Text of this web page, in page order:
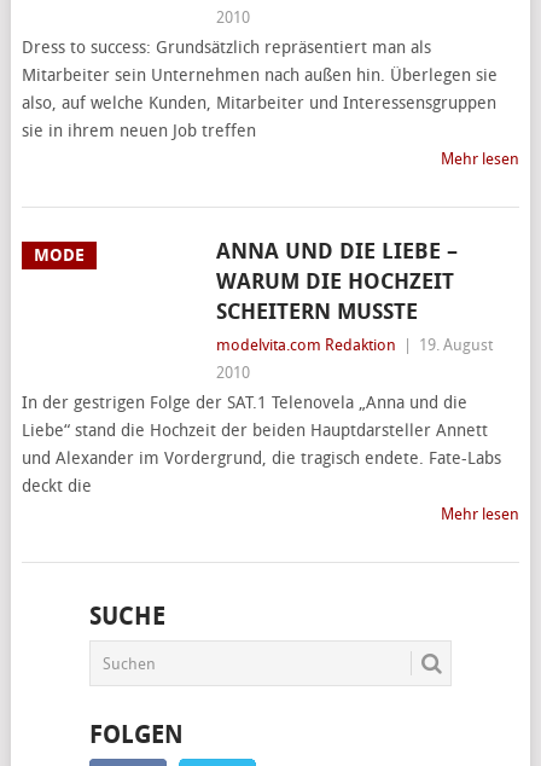
2010
Dress to success: Grundsätzlich repräsentiert man als
Mitarbeiter sein Unternehmen nach außen hin. Überlegen sie
also, auf welche Kunden, Mitarbeiter und Interessensgruppen
sie in ihrem neuen Job treffen
Mehr lesen
MODE
ANNA UND DIE LIEBE –
WARUM DIE HOCHZEIT
SCHEITERN MUSSTE
modelvita.com Redaktion
19. August
2010
In der gestrigen Folge der SAT.1 Telenovela „Anna und die
Liebe“ stand die Hochzeit der beiden Hauptdarsteller Annett
und Alexander im Vordergrund, die tragisch endete. Fate-Labs
deckt die
Mehr lesen
SUCHE
FOLGEN